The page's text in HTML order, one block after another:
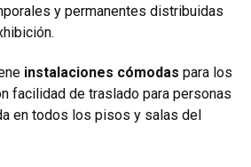
y permanentes distribuidas
instalaciones cómodas para los
facilidad de traslado para personas
en todos los pisos y salas del